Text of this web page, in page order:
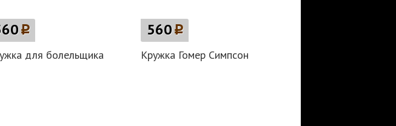
p
для болельщика
560p
Кружка Гомер Симпсон